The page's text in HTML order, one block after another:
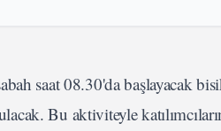
saat 08.30'da başlayacak
Bu aktiviteyle